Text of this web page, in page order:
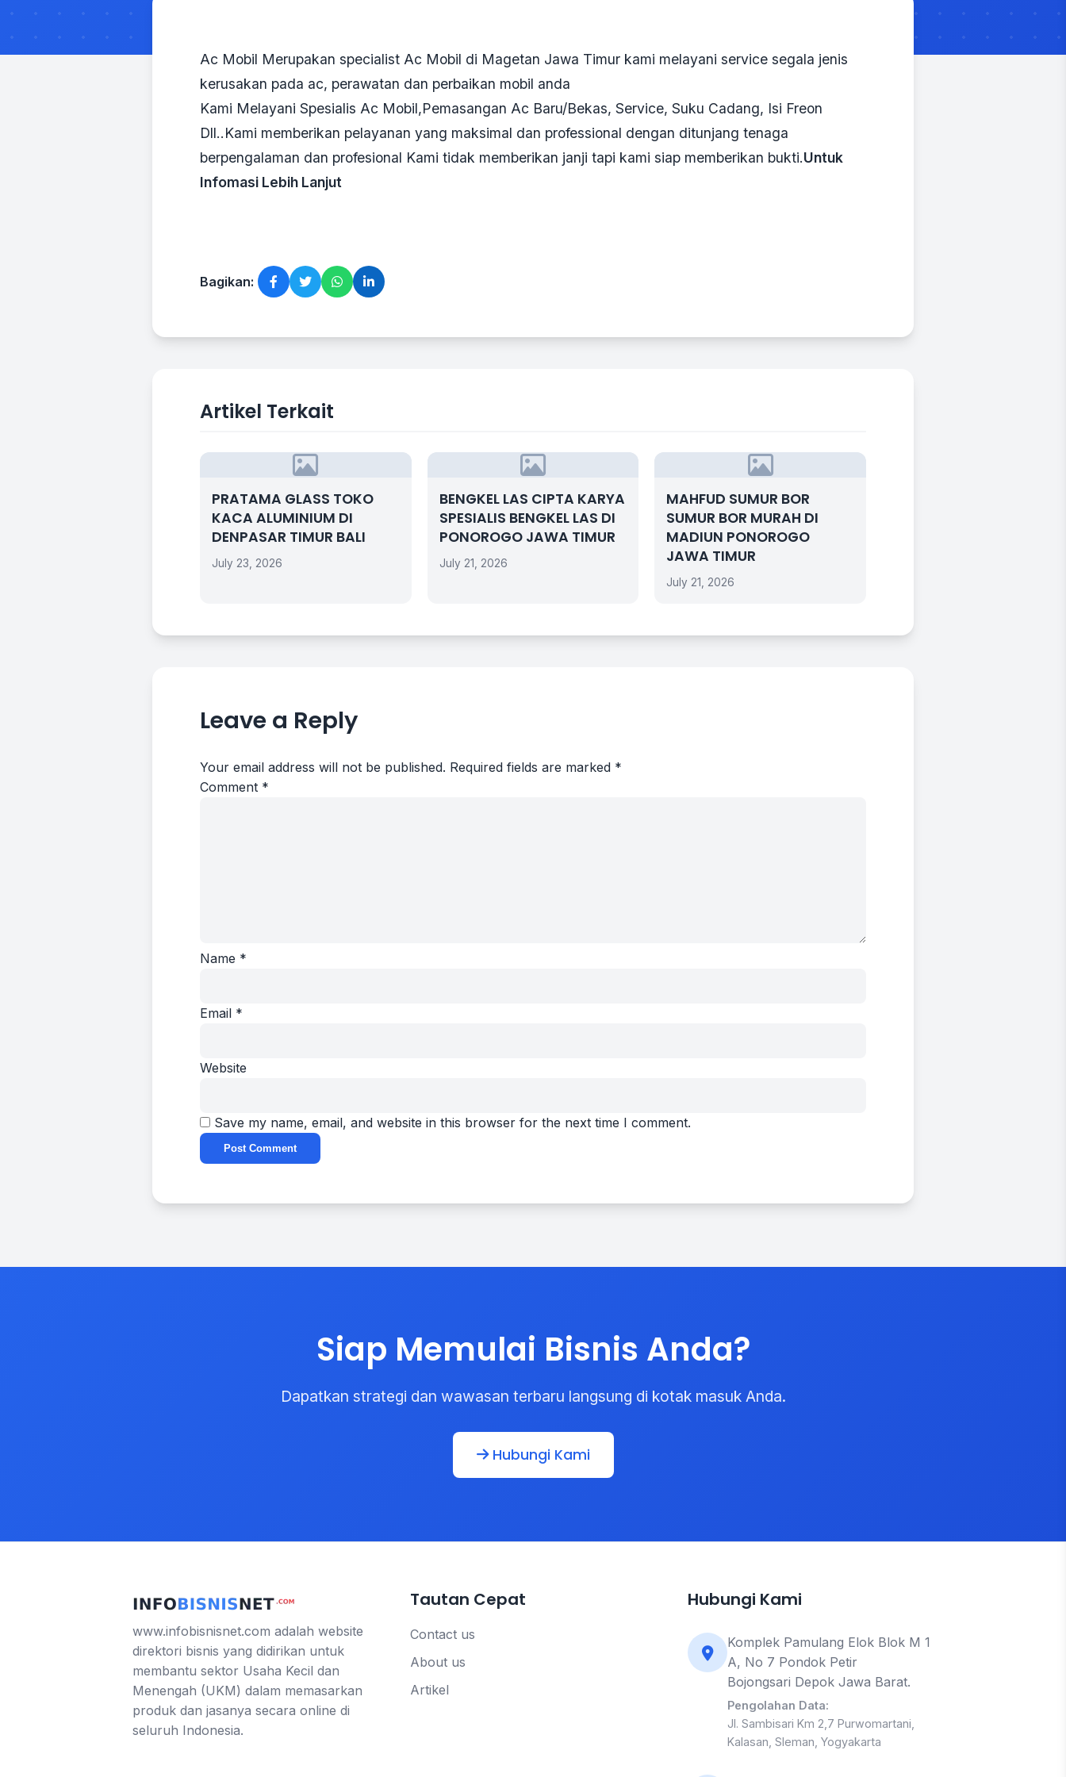
Ac Mobil Merupakan specialist Ac Mobil di Magetan Jawa Timur kami melayani service segala jenis
kerusakan pada ac, perawatan dan perbaikan mobil anda
Kami Melayani Spesialis Ac Mobil,Pemasangan Ac Baru/Bekas, Service, Suku Cadang, Isi Freon
Dll..Kami memberikan pelayanan yang maksimal dan professional dengan ditunjang tenaga
berpengalaman dan profesional Kami tidak memberikan janji tapi kami siap memberikan bukti.Untuk
Infomasi Lebih Lanjut
Bagikan:
Artikel Terkait
PRATAMA GLASS TOKO
KACA ALUMINIUM DI
DENPASAR TIMUR BALI
July 23, 2026
BENGKEL LAS CIPTA KARYA
SPESIALIS BENGKEL LAS DI
PONOROGO JAWA TIMUR
July 21, 2026
MAHFUD SUMUR BOR
SUMUR BOR MURAH DI
MADIUN PONOROGO
JAWA TIMUR
July 21, 2026
Leave a Reply
Your email address will not be published. Required fields are marked *
Comment *
Name *
Email *
Website
Save my name, email, and website in this browser for the next time I comment.
Siap Memulai Bisnis Anda?
Dapatkan strategi dan wawasan terbaru langsung di kotak masuk Anda.
Hubungi Kami
www.infobisnisnet.com adalah website
direktori bisnis yang didirikan untuk
membantu sektor Usaha Kecil dan
Menengah (UKM) dalam memasarkan
produk dan jasanya secara online di
seluruh Indonesia.
Tautan Cepat
Contact us
About us
Artikel
Hubungi Kami
Komplek Pamulang Elok Blok M 1
A, No 7 Pondok Petir
Bojongsari Depok Jawa Barat.
Pengolahan Data:
Jl. Sambisari Km 2,7 Purwomartani,
Kalasan, Sleman, Yogyakarta